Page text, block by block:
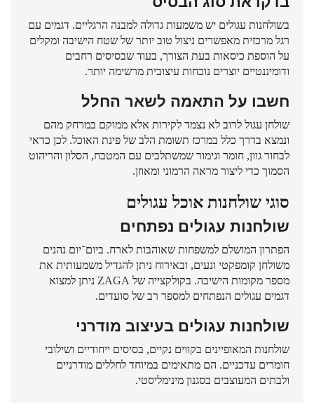
בשולחנות עגולים יש משמעות גדולה למבנה הרגליים. דגמים עם
רגל מרכזית מאפשרים ניצול טוב יותר של שטח הישיבה ומקלים
על הוספת כיסאות בעת הצורך, בעוד שבסיסים רחבים
ודומיננטיים יוצרים נוכחות עיצובית מרשימה יותר.
חשבו על התאמה לשאר החלל
שולחן עגול לרוב לא נצמד לקירות אלא ממוקם במרחק מהם
ונמצא בדרך כלל במרכז תשומת הלב של פינת האוכל. לכן כדאי
לבחור גוון, חומר וגימור שמשתלבים עם המטבח, הסלון והריהוט
הסמוך כדי ליצור מראה הרמוני ומאוזן.
סוגי שולחנות אוכל עגולים
שולחנות עגולים נפתחים
הפתרון המושלם למשפחות שאוהבות לארח. ביום־יום נהנים
משולחן קומפקטי ונעים, ובאירוח ניתן להגדיל משמעותית את
מספר מקומות הישיבה. בקולקצייה של ZAGA ניתן למצוא
דגמים עגולים הנפתחים למספר רב של סועדים.
שולחנות עגולים בעיצוב מודרני
שולחנות המאופיינים בקווים נקיים, בסיסים ייחודיים ושילובי
חומרים עדכניים. הם מתאימים במיוחד לחללים מודרניים
ולבתים המעוצבים בסגנון מינימליסטי.